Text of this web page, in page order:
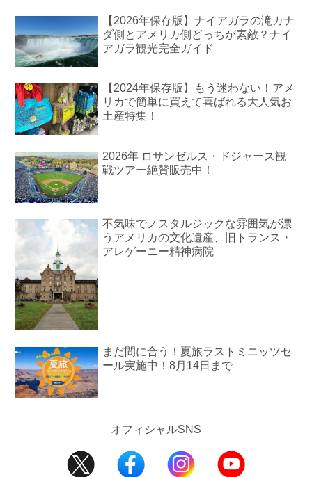
【2026年保存版】ナイアガラの滝カナ
ダ側とアメリカ側どっちが素敵？ナイ
アガラ観光完全ガイド
【2024年保存版】もう迷わない！アメ
リカで簡単に買えて喜ばれる大人気お
土産特集！
2026年 ロサンゼルス・ドジャース観
戦ツアー絶賛販売中！
不気味でノスタルジックな雰囲気が漂
うアメリカの文化遺産、旧トランス・
アレゲーニー精神病院
まだ間に合う！夏旅ラストミニッツセ
ール実施中！8月14日まで
オフィシャルSNS